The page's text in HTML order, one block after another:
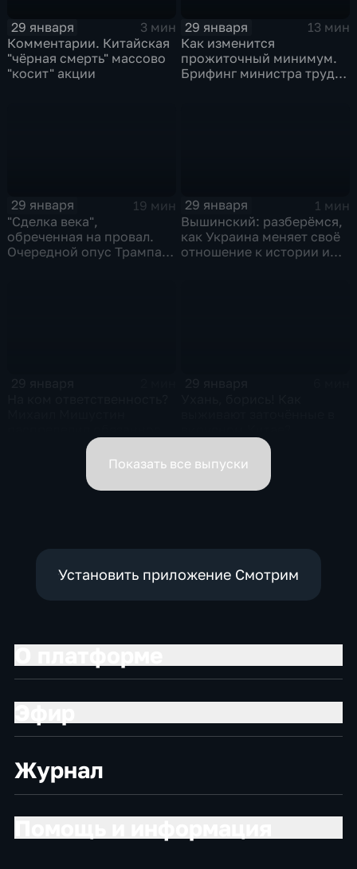
29 января
3 мин
Комментарии. Китайская
"чёрная смерть" массово
"косит" акции
29 января
13 мин
Как изменится
прожиточный минимум.
Брифинг министра труда
29 января
19 мин
"Сделка века",
обреченная на провал.
Очередной опус Трампа.
29 января
1 мин
Вышинский: разберёмся,
как Украина меняет своё
отношение к истории и
вице-премьеров
Показать все выпуски
Установить приложение Смотрим
Журнал